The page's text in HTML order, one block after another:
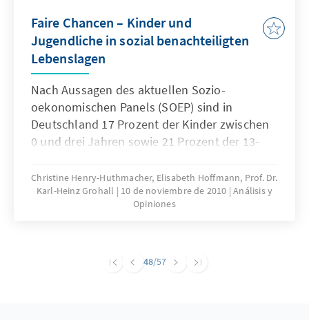
Faire Chancen – Kinder und
Jugendliche in sozial benachteiligten
Lebenslagen
Nach Aussagen des aktuellen Sozio-
oekonomischen Panels (SOEP) sind in
Deutschland 17 Prozent der Kinder zwischen
0 und drei Jahren sowie 21 Prozent der 13-
hohen Armutsrisiko betroffen. Im
europäischen Vergleich liegt Deutschland
danach mit rund 15 Prozent über den
durchschnittlichen Armutsrisikoquote der EU-
Christine Henry-Huthmacher, Elisabeth Hoffmann, Prof. Dr.
Karl-Heinz Grohall
10 de noviembre de 2010 Análisis y
Opiniones
48/57